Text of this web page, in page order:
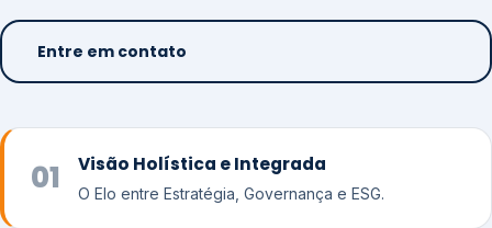
Entre em contato
01 Visão Holística e Integrada
O Elo entre Estratégia, Governança e ESG.